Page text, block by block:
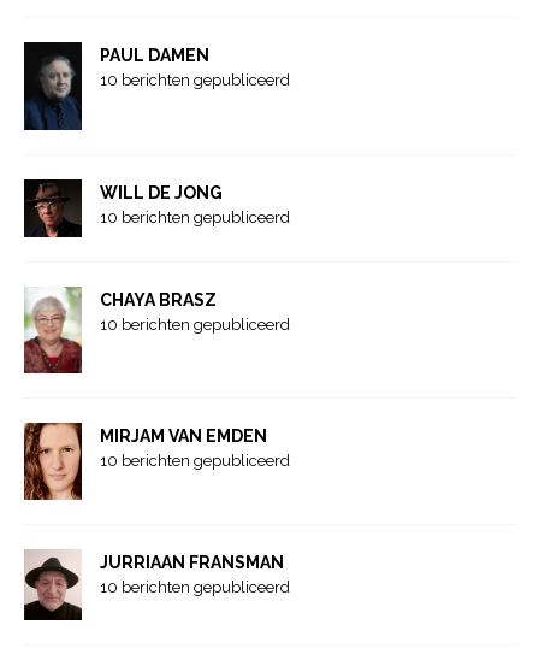
PAUL DAMEN
10 berichten gepubliceerd
WILL DE JONG
10 berichten gepubliceerd
CHAYA BRASZ
10 berichten gepubliceerd
MIRJAM VAN EMDEN
10 berichten gepubliceerd
JURRIAAN FRANSMAN
10 berichten gepubliceerd